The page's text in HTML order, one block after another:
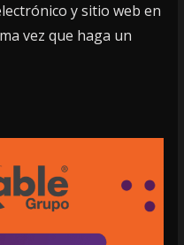
y sitio web en
vez que haga un